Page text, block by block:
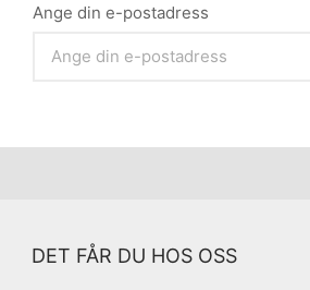
Ange din e-postadress
DET FÅR DU HOS OSS